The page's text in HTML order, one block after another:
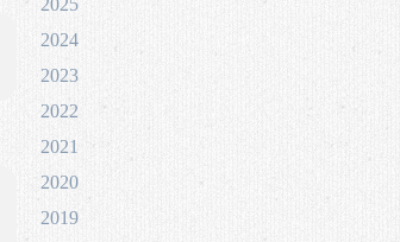
2025
2024
2023
2022
2021
2020
2019